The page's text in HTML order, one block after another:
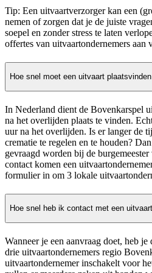
Tip: Een uitvaartverzorger kan een
nemen of zorgen dat je de juiste
soepel en zonder stress te laten
offertes van uitvaartondernemers aan
Hoe snel moet een uitvaart
In Nederland dient de Bovenkarspel
na het overlijden plaats te vinden.
uur na het overlijden. Is er langer de
crematie te regelen en te houden?
gevraagd worden bij de
contact komen een
formulier in om 3 lokale
Hoe snel heb ik contact met een
Wanneer je een aanvraag doet, heb
drie uitvaartondernemers regio
uitvaartondernemer inschakelt voor